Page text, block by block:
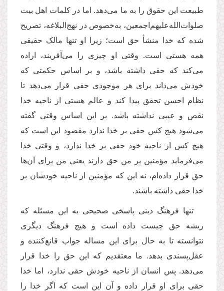
طبیعت این حقوق را به ما می‌دهد. اما در کلمات اهل بیت
صلوات‌الله‌علیهم‌اجمعین، به‌خصوص در نهج‌البلاغه، تصریح
شده که خدا منشأ حق است؛ زیرا او تنها مالک حقیقی
همه هستی است. وقتی او چیزی را می‌آفریند، اراده
می‌کند که حقی داشته باشد، و بر اساس حکمتی که
خودش می‌داند برای هر موجودی حقی قرار می‌دهد تا
نظام احسن تحقق پیدا کند و عالم هستی از ناحیه خدا
نقص و عیبی نداشته باشد. بر این اساس وقتی گفته
می‌شود هیچ کس حقی بر خدا ندارد مقصود این است که
هیچ کس از ناحیه خود حقی بر خدا ندارد، و وقتی خدا
می‌فرماید مؤمنین بر من حق دارند یعنی من برای آن‌ها
حق قرار داده‌ام، نه این که مؤمنین از ناحیه خودشان بر
خدا حقی داشته باشند.
تنها فرهنگ دینی پاسخی صحیحی به این مسئله که
ریشه حق چیست داده است و هیچ فرهنگ دیگری
نتوانسته تا به حال برای این مساله جواب قانع‌کننده و
عقل‌پسندی بدهد. ما معتقدیم که این حق را خدا قرار
می‌دهد. پس انسان از ناحیه خودش حقی ندارد، اما خدا
حقی برای او قرار داده و آن این است که اگر خدا را